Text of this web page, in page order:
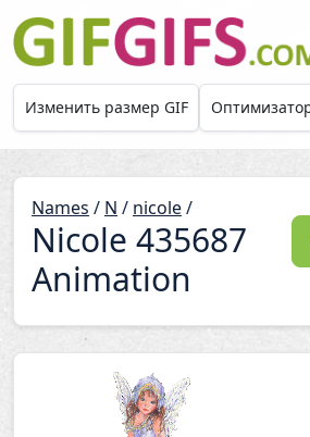
Skip to main content
Изменить размер GIF
Names / N / nicole/
Nicole 435687
Animation